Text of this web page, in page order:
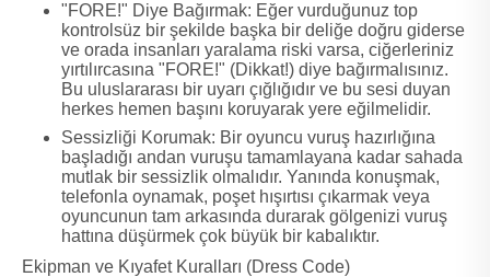
"FORE!" Diye Bağırmak: Eğer vurduğunuz top
kontrolsüz bir şekilde başka bir deliğe doğru giderse
ve orada insanları yaralama riski varsa, ciğerleriniz
yırtılırcasına "FORE!" (Dikkat!) diye bağırmalısınız.
Bu uluslararası bir uyarı çığlığıdır ve bu sesi duyan
herkes hemen başını koruyarak yere eğilmelidir.
Sessizliği Korumak: Bir oyuncu vuruş hazırlığına
başladığı andan vuruşu tamamlayana kadar sahada
mutlak bir sessizlik olmalıdır. Yanında konuşmak,
telefonla oynamak, poşet hışırtısı çıkarmak veya
oyuncunun tam arkasında durarak gölgenizi vuruş
hattına düşürmek çok büyük bir kabalıktır.
Ekipman ve Kıyafet Kuralları (Dress Code)